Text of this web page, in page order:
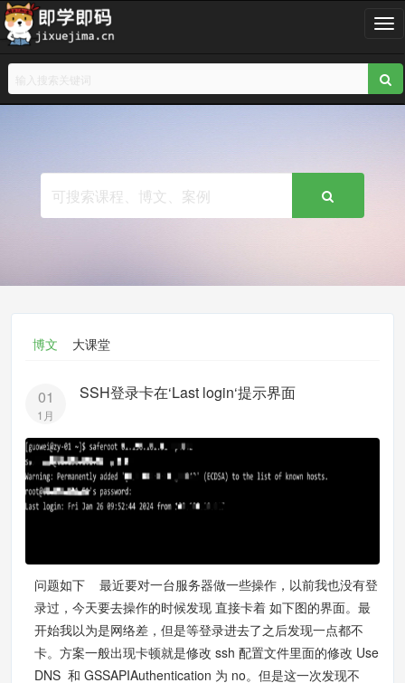
T
g
g
l
i
博文
大课堂
01
1月
SSH登录卡在‘Last login‘提示界面
问题如下 最近要对一台服务器做一些操作，以前我也没有登
录过，今天要去操作的时候发现 直接卡着 如下图的界面。最
开始我以为是网络差，但是等登录进去了之后发现一点都不
卡。方案一般出现卡顿就是修改 ssh 配置文件里面的修改 Use
DNS 和 GSSAPIAuthentication 为 no。但是这一次发现不